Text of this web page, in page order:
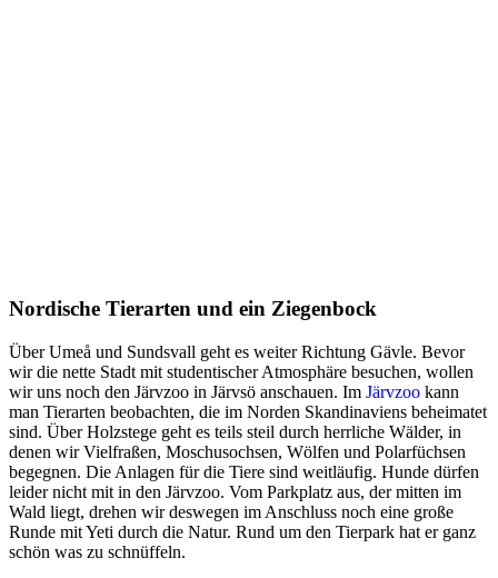
Nordische Tierarten und ein Ziegenbock
Über Umeå und Sundsvall geht es weiter Richtung Gävle. Bevor
wir die nette Stadt mit studentischer Atmosphäre besuchen, wollen
wir uns noch den Järvzoo in Järvsö anschauen. Im Järvzoo kann
man Tierarten beobachten, die im Norden Skandinaviens beheimatet
sind. Über Holzstege geht es teils steil durch herrliche Wälder, in
denen wir Vielfraßen, Moschusochsen, Wölfen und Polarfüchsen
begegnen. Die Anlagen für die Tiere sind weitläufig. Hunde dürfen
leider nicht mit in den Järvzoo. Vom Parkplatz aus, der mitten im
Wald liegt, drehen wir deswegen im Anschluss noch eine große
Runde mit Yeti durch die Natur. Rund um den Tierpark hat er ganz
schön was zu schnüffeln.